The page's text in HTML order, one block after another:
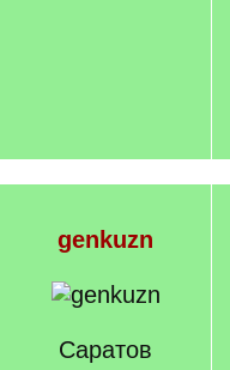
genkuzn
Саратов